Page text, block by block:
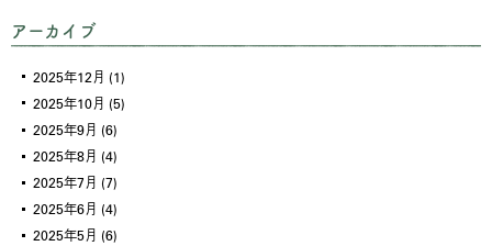
アーカイブ
2025年12月 (1)
2025年10月 (5)
2025年9月 (6)
2025年8月 (4)
2025年7月 (7)
2025年6月 (4)
2025年5月 (6)